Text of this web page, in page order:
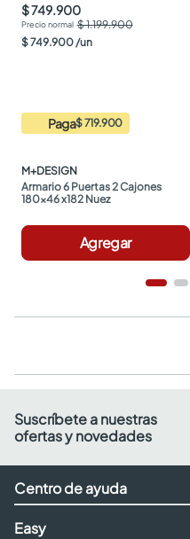
$ 749.900
$ 1.199.900
$749.900 /un
Paga$ 719.900
M+DESIGN
Armario 6 Puertas 2 Cajones
180x46 x182 Nuez
Agregar
Suscríbete a nuestras
ofertas y novedades
Centro de ayuda
Easy